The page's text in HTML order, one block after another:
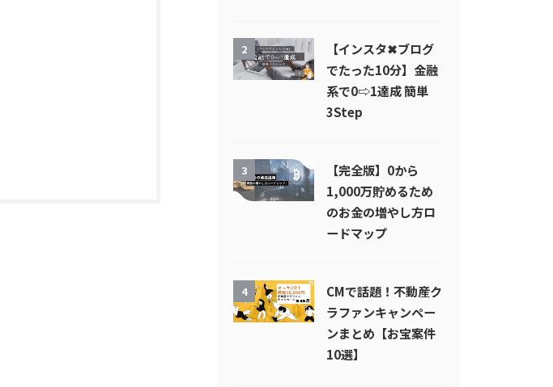
2
【インスタ✖︎ブログ
でたった10分】金融
系で0⇨1達成 簡単
3Step
3
【完全版】0から
1,000万貯めるため
のお金の増やし方ロ
ードマップ
4
CMで話題！不動産ク
ラファンキャンペー
ンまとめ【お宝案件
10選】